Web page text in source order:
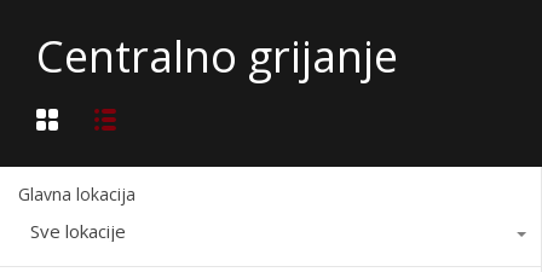
Centralno grijanje
Glavna lokacija
Sve lokacije